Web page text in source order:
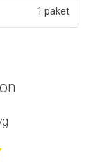
1 paket
Betygsatt 5 av